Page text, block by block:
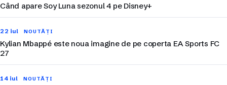
Când apare Soy Luna sezonul 4 pe Disney+
22 iul NOUTĂȚI
Kylian Mbappé este noua imagine de pe coperta EA Sports FC
27
14 iul NOUTĂȚI